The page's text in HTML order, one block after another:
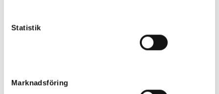
Statistik
Marknadsföring
Cutup Hanover